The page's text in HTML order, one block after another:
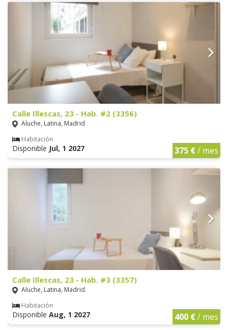
Calle Illescas, 23 - Hab. #2 (3356)
Aluche, Latina, Madrid
Habitación
Disponible Jul, 1 2027 375 €/ mes
Calle Illescas, 23 - Hab. #3 (3357)
Aluche, Latina, Madrid
Habitación
Disponible Aug, 1 2027 400 €/ mes